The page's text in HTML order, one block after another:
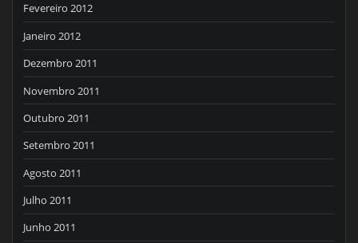
Fevereiro 2012
Janeiro 2012
Dezembro 2011
Novembro 2011
Outubro 2011
Setembro 2011
Agosto 2011
Julho 2011
Junho 2011